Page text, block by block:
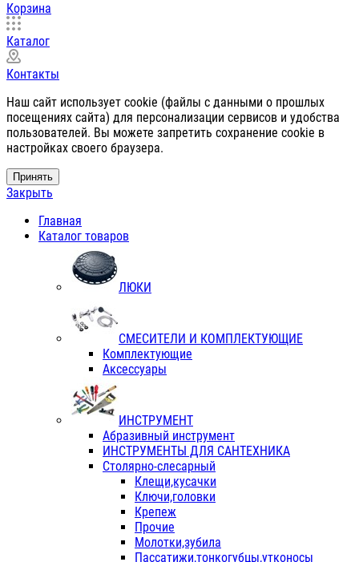
Корзина
Каталог
Контакты
Наш сайт использует cookie (файлы с данными о прошлых
посещениях сайта) для персонализации сервисов и удобства
пользователей. Вы можете запретить сохранение cookie в
настройках своего браузера.
Принять
Закрыть
Главная
Каталог товаров
ЛЮКИ
СМЕСИТЕЛИ И КОМПЛЕКТУЮЩИЕ
Комплектующие
Аксессуары
ИНСТРУМЕНТ
Абразивный инструмент
ИНСТРУМЕНТЫ ДЛЯ САНТЕХНИКА
Столярно-слесарный
Клещи,кусачки
Ключи,головки
Крепеж
Прочие
Молотки,зубила
Пассатижи,тонкогубцы,утконосы